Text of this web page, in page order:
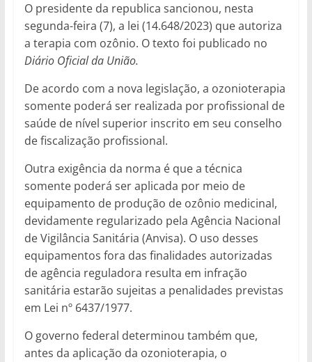
O presidente da republica sancionou, nesta
segunda-feira (7), a lei (14.648/2023) que autoriza
a terapia com ozônio. O texto foi publicado no
Diário Oficial da União.
De acordo com a nova legislação, a ozonioterapia
somente poderá ser realizada por profissional de
saúde de nível superior inscrito em seu conselho
de fiscalização profissional.
Outra exigência da norma é que a técnica
somente poderá ser aplicada por meio de
equipamento de produção de ozônio medicinal,
devidamente regularizado pela Agência Nacional
de Vigilância Sanitária (Anvisa). O uso desses
equipamentos fora das finalidades autorizadas
de agência reguladora resulta em infração
sanitária estarão sujeitas a penalidades previstas
em Lei nº 6437/1977.
O governo federal determinou também que,
antes da aplicação da ozonioterapia, o